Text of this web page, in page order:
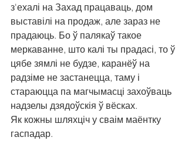
з'ехалі на Захад працаваць, дом
выставілі на продаж, але зараз не
прадаюць. Бо ў палякаў такое
меркаванне, што калі ты прадасі, то ў
цябе зямлі не будзе, каранёў на
радзіме не застанецца, таму і
стараюцца па магчымасці захоўваць
надзелы дзядоўскія ў вёсках.
Як кожны шляхціч у сваім маёнтку
гаспадар.